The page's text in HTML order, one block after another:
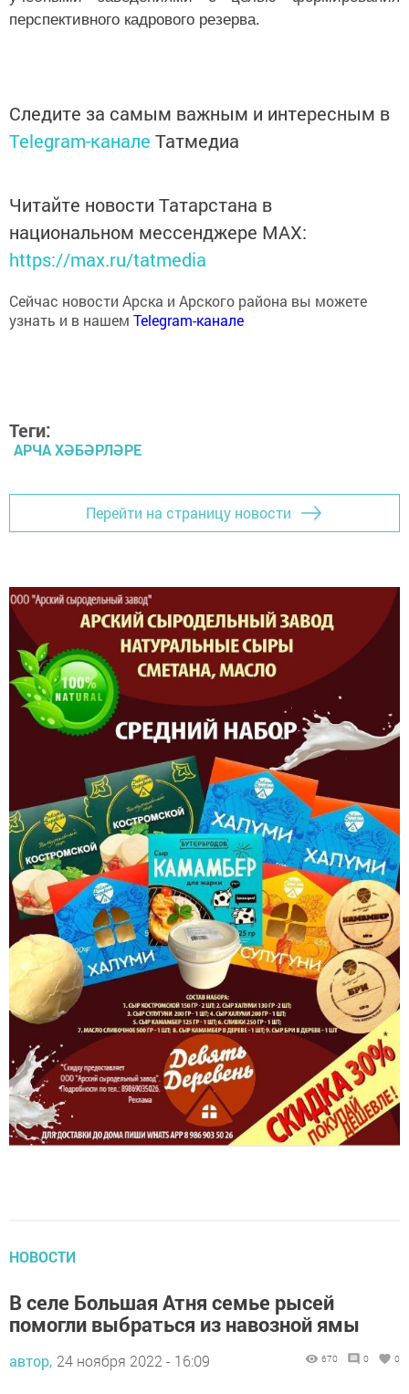
перспективного кадрового резерва.
Следите за самым важным и интересным в
Telegram-канале Татмедиа
Читайте новости Татарстана в
национальном мессенджере MАХ:
https://max.ru/tatmedia
Сейчас новости Арска и Арского района вы можете
узнать и в нашемTelegram-канале
Теги:
АРЧА ХӘБӘРЛӘРЕ
Перейти на страницу новости
В селе Большая Атня семье рысей
помогли выбраться из навозной ямы